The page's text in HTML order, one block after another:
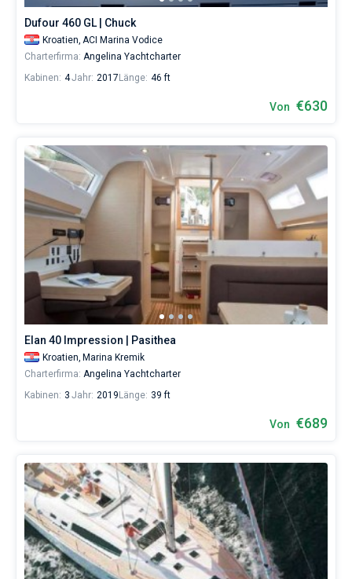
Dufour 460 GL | Chuck
Kroatien, ACI Marina Vodice
Charterfirma: Angelina Yachtcharter
Kabinen: 4Jahr: 2017 Länge: 46 ft
Von €630
Elan 40 Impression | Pasithea
Kroatien, Marina Kremik
Charterfirma: Angelina Yachtcharter
Kabinen: 3 Jahr: 2019 Länge: 39 ft
Von €689